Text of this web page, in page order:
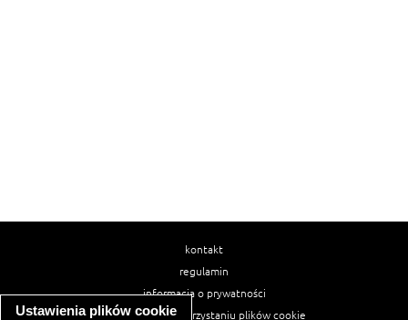
Ustawienia plików cookie
kontakt
regulamin
informacja o prywatności
informacja o wykorzystaniu plików cookie